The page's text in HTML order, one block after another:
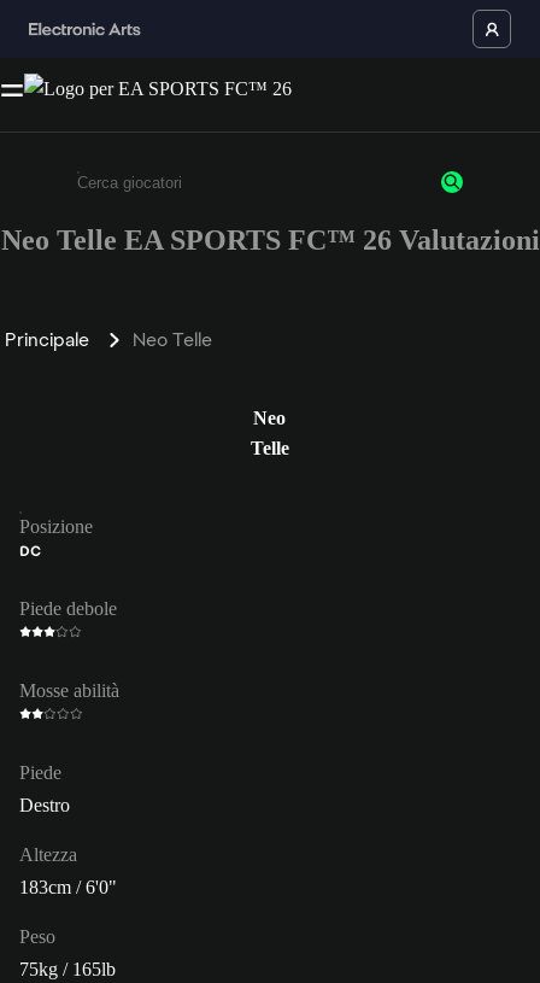
Inserisci un minimo di 3 caratteri o numeri.
Neo Telle EA SPORTS FC™ 26 Valutazioni
Principale Neo Telle
Neo
Telle
Posizione
DC
Piede debole
Mosse abilità
Piede
Destro
Altezza
183cm / 6'0"
Peso
75kg / 165lb